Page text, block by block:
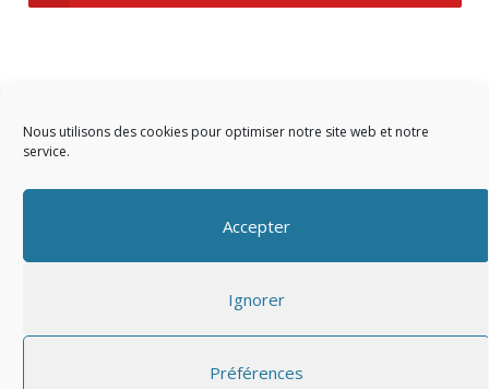
Nous utilisons des cookies pour optimiser notre site web et notre
service.
Accepter
Ignorer
Préférences
Copyright © 2023 AIDF
Présentation